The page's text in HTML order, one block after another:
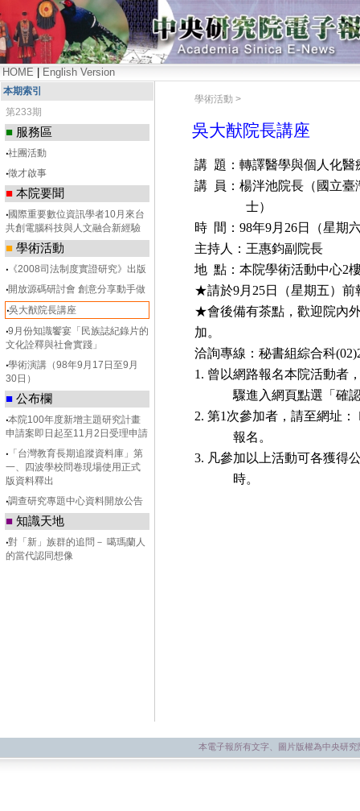
HOME English Version
本期索引
第233期
■ 服務區
‧社團活動
‧徵才啟事
■ 本院要聞
‧國際重要數位資訊學者10月來台
共創電腦科技與人文融合新經驗
■ 學術活動
‧ 《2008司法制度實證研究》出版
‧開放源碼研討會 創意分享動手做
‧吳大猷院長講座
‧9月份知識饗宴「民族誌紀錄片的
文化詮釋與社會實踐」
‧學術演講（98年9月17日至9月
30日）
■ 公布欄
‧本院100年度新增主題研究計畫
申請案即日起至11月2日受理申請
‧ 「台灣教育長期追蹤資料庫」第
一、四波學校問卷現場使用正式
版資料釋出
‧調查研究專題中心資料開放公告
■ 知識天地
‧對「新」族群的追問－ 噶瑪蘭人
的當代認同想像
學術活動 >
吳大猷院長講座
講 題：轉譯醫學與個人化醫
講
員：楊泮池院長（國立
士）
時 間： 98年9月 26日
（星期
主持人：王惠鈞副院長
地 點：本院學術活動中心2
★請於9月 25日
（星期五）
★會後備有茶點，歡迎院內
加。
洽詢專線：秘書組綜合科
1. 曾以網路報名本院活動者
驟進入網頁點選「確
2. 第1次參加者，請至網址：
報名。
3. 凡參加以上活動可各獲得
時。
本電子報所有文字、圖片版權為中央研